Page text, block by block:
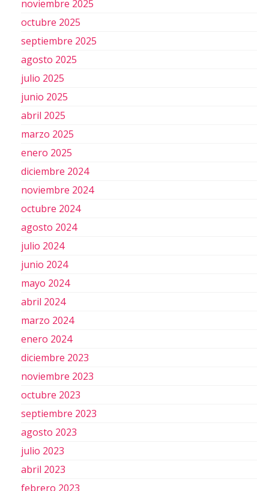
noviembre 2025
octubre 2025
septiembre 2025
agosto 2025
julio 2025
junio 2025
abril 2025
marzo 2025
enero 2025
diciembre 2024
noviembre 2024
octubre 2024
agosto 2024
julio 2024
junio 2024
mayo 2024
abril 2024
marzo 2024
enero 2024
diciembre 2023
noviembre 2023
octubre 2023
septiembre 2023
agosto 2023
julio 2023
abril 2023
febrero 2023